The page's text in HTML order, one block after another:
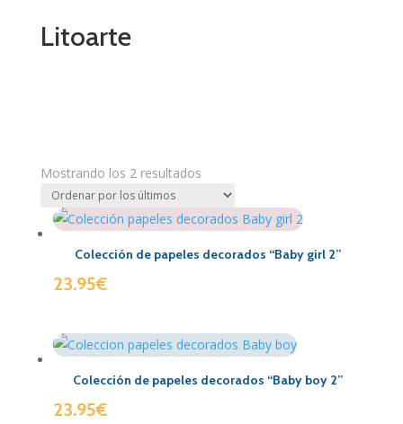
Litoarte
Mostrando los 2 resultados
Colección de papeles decorados “Baby girl 2”
23.95€
Colección de papeles decorados “Baby boy 2”
23.95€